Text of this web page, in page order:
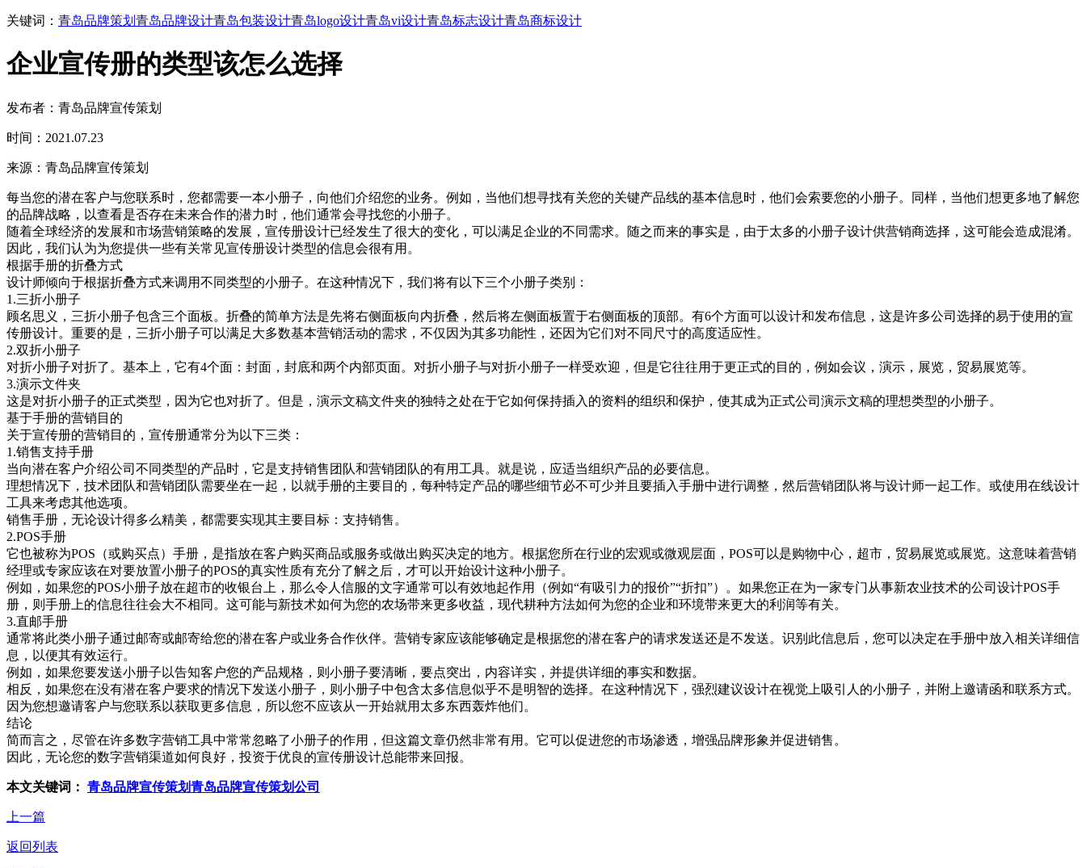
关键词： 青岛品牌策划 青岛品牌设计青岛包装设计青岛logo设计青岛vi设计青岛标志设计青岛商标设计
企业宣传册的类型该怎么选择
发布者：青岛品牌宣传策划
时间：2021.07.23
来源：青岛品牌宣传策划
每当您的潜在客户与您联系时，您都需要一本小册子，向他们介绍您的业务。例如，当他们想寻找有关您的关键产品线的基本信息时，他们会索要您的小册子。同样，当他们想更多地了解您
的品牌战略，以查看是否存在未来合作的潜力时，他们通常会寻找您的小册子。
随着全球经济的发展和市场营销策略的发展，宣传册设计已经发生了很大的变化，可以满足企业的不同需求。随之而来的事实是，由于太多的小册子设计供营销商选择，这可能会造成混淆。
因此，我们认为为您提供一些有关常见宣传册设计类型的信息会很有用。
根据手册的折叠方式
设计师倾向于根据折叠方式来调用不同类型的小册子。在这种情况下，我们将有以下三个小册子类别：
1.三折小册子
顾名思义，三折小册子包含三个面板。折叠的简单方法是先将右侧面板向内折叠，然后将左侧面板置于右侧面板的顶部。有6个方面可以设计和发布信息，这是许多公司选择的易于使用的宣
传册设计。重要的是，三折小册子可以满足大多数基本营销活动的需求，不仅因为其多功能性，还因为它们对不同尺寸的高度适应性。
2.双折小册子
对折小册子对折了。基本上，它有4个面：封面，封底和两个内部页面。对折小册子与对折小册子一样受欢迎，但是它往往用于更正式的目的，例如会议，演示，展览，贸易展览等。
3.演示文件夹
这是对折小册子的正式类型，因为它也对折了。但是，演示文稿文件夹的独特之处在于它如何保持插入的资料的组织和保护，使其成为正式公司演示文稿的理想类型的小册子。
基于手册的营销目的
关于宣传册的营销目的，宣传册通常分为以下三类：
1.销售支持手册
当向潜在客户介绍公司不同类型的产品时，它是支持销售团队和营销团队的有用工具。就是说，应适当组织产品的必要信息。
理想情况下，技术团队和营销团队需要坐在一起，以就手册的主要目的，每种特定产品的哪些细节必不可少并且要插入手册中进行调整，然后营销团队将与设计师一起工作。或使用在线设计
工具来考虑其他选项。
销售手册，无论设计得多么精美，都需要实现其主要目标：支持销售。
2.POS手册
它也被称为POS（或购买点）手册，是指放在客户购买商品或服务或做出购买决定的地方。根据您所在行业的宏观或微观层面，POS可以是购物中心，超市，贸易展览或展览。这意味着营销
经理或专家应该在对要放置小册子的POS的真实性质有充分了解之后，才可以开始设计这种小册子。
例如，如果您的POS小册子放在超市的收银台上，那么令人信服的文字通常可以有效地起作用（例如“有吸引力的报价”“折扣”）。如果您正在为一家专门从事新农业技术的公司设计POS手
册，则手册上的信息往往会大不相同。这可能与新技术如何为您的农场带来更多收益，现代耕种方法如何为您的企业和环境带来更大的利润等有关。
3.直邮手册
通常将此类小册子通过邮寄或邮寄给您的潜在客户或业务合作伙伴。营销专家应该能够确定是根据您的潜在客户的请求发送还是不发送。识别此信息后，您可以决定在手册中放入相关详细信
息，以便其有效运行。
例如，如果您要发送小册子以告知客户您的产品规格，则小册子要清晰，要点突出，内容详实，并提供详细的事实和数据。
相反，如果您在没有潜在客户要求的情况下发送小册子，则小册子中包含太多信息似乎不是明智的选择。在这种情况下，强烈建议设计在视觉上吸引人的小册子，并附上邀请函和联系方式。
因为您想邀请客户与您联系以获取更多信息，所以您不应该从一开始就用太多东西轰炸他们。
结论
简而言之，尽管在许多数字营销工具中常常忽略了小册子的作用，但这篇文章仍然非常有用。它可以促进您的市场渗透，增强品牌形象并促进销售。
因此，无论您的数字营销渠道如何良好，投资于优良的宣传册设计总能带来回报。
本文关键词： 青岛品牌宣传策划青岛品牌宣传策划公司
上一篇
返回列表